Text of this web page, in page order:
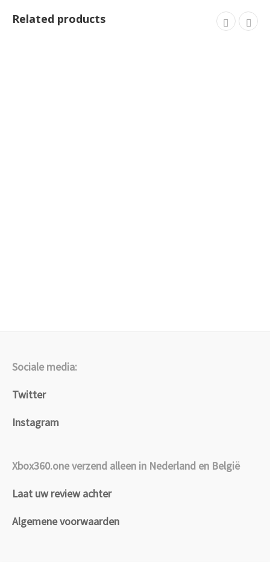
Related products
Sociale media:
Twitter
Instagram
Xbox360.one verzend alleen in Nederland en België
Laat uw review achter
Algemene voorwaarden